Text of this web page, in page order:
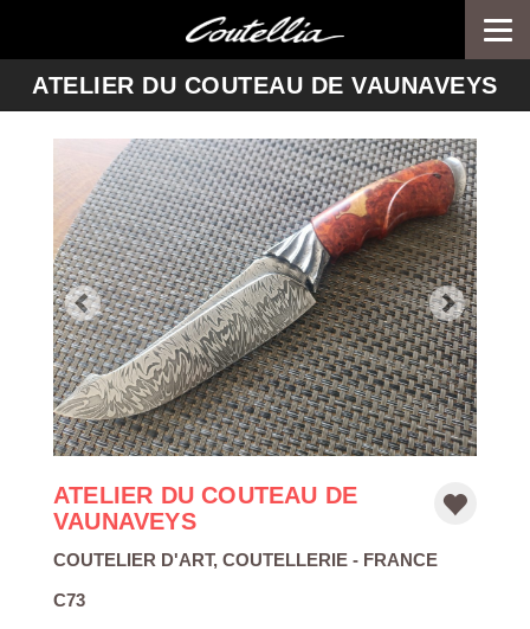
ATELIER DU COUTEAU DE VAUNAVEYS
ATELIER DU COUTEAU DE
VAUNAVEYS
COUTELIER D'ART, COUTELLERIE - FRANCE
C73